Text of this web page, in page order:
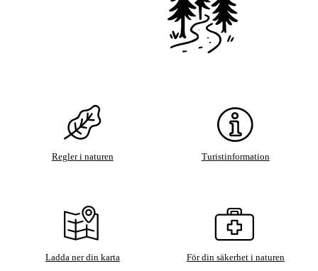
Regler i naturen Turistinformation
Ladda ner din karta För din säkerhet i naturen